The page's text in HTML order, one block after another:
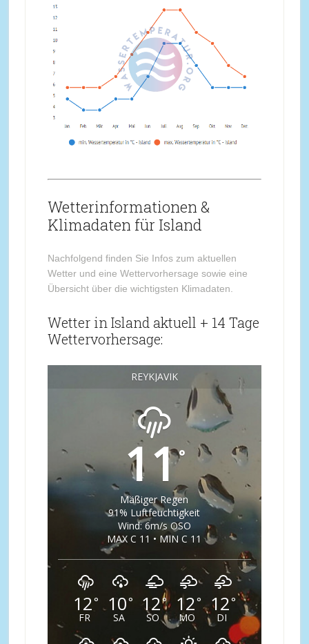
Wetterinformationen &
Klimadaten für Island
Nachfolgend finden Sie Infos zum aktuellen
Wetter und eine Wettervorhersage sowie eine
Übersicht über die wichtigsten Klimadaten.
Wetter in Island aktuell + 14 Tage
Wettervorhersage:
REYKJAVIK
11°
Mäßiger Regen
91% Luftfeuchtigkeit
Wind: 6m/s OSO
MAX C 11 • MIN C 11
12°
FR
10°
SA
12°
SO
12°
MO
12°
DI